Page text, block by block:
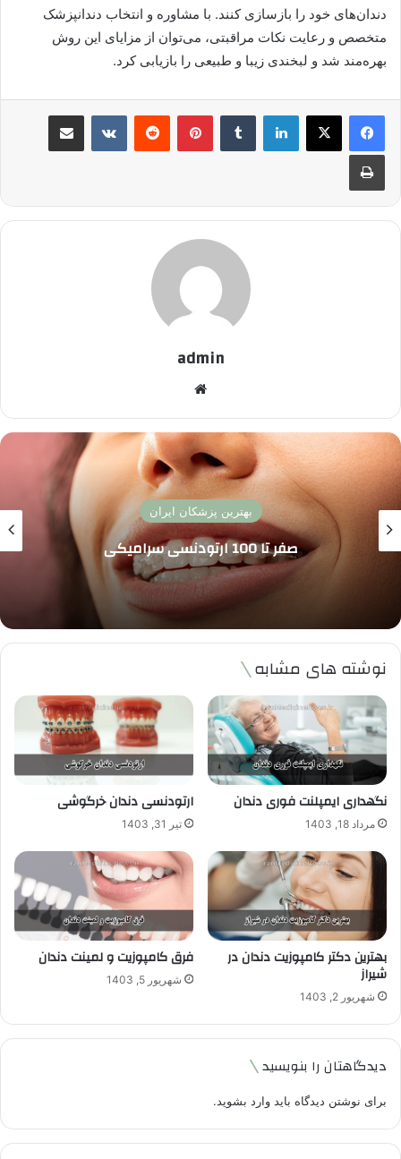
دندان‌های خود را بازسازی کنند. با مشاوره و انتخاب دندانپزشک
متخصص و رعایت نکات مراقبتی، می‌توان از مزایای این روش
بهره‌مند شد و لبخندی زیبا و طبیعی را بازیابی کرد.
لینکدین ‫تامبلر پینترست‫رددیت ‫VKontakteاشتراک گذاری از طریق ایمیل
چاپ
admin
بهترین پزشکان ایران
صفر تا 100 ارتودنسی سرامیکی
نوشته های مشابه
نگهداری ایمپلنت فوری دندان
مرداد 18, 1403
ارتودنسی دندان خرگوشی
تیر 31, 1403
بهترین دکتر کامپوزیت دندان در
شیراز
شهریور 2, 1403
فرق کامپوزیت و لمینت دندان
شهریور 5, 1403
دیدگاهتان را بنویسید
برای نوشتن دیدگاه باید وارد بشوید.